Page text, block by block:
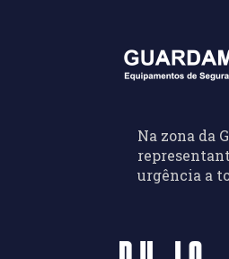
Na zona da
urgência a